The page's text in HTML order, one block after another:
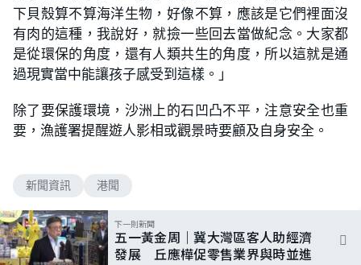
下貝殼算不算海洋生物，好像不算，應該是它們裡面沒
有肉的這種，我說好，就撿一些回去當做紀念。大家都
是從環保的角度，還有人類共生的角度，所以這就是通
過現實當中能讓孩子感受到這樣。」
除了要保護環境，沙洲上的石凹凸不平，注意安全也重
要，漁護署提醒遊人影相或觀景時要顧及自身安全。
新聞資訊 港聞
下一則新聞
五一黃金周｜冀大灣區客人助經濟
發展 丘應樺促零售業界與時並進